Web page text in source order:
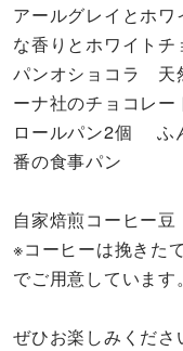
アールグレイとホ
な香りとホワイトチ
パンオショコラ 天
ーナ社のチョコレ
ロールパン2個 ふ
番の食事パン
自家焙煎コーヒー
※コーヒーは挽きた
でご用意しています。
ぜひお楽しみくださ